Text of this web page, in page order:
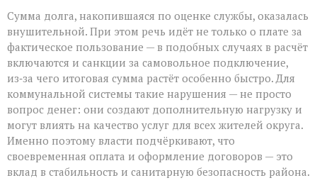
Сумма долга, накопившаяся по оценке службы, оказалась
внушительной. При этом речь идёт не только о плате за
фактическое пользование — в подобных случаях в расчёт
включаются и санкции за самовольное подключение,
из‑за чего итоговая сумма растёт особенно быстро. Для
коммунальной системы такие нарушения — не просто
вопрос денег: они создают дополнительную нагрузку и
могут влиять на качество услуг для всех жителей округа.
Именно поэтому власти подчёркивают, что
своевременная оплата и оформление договоров — это
вклад в стабильность и санитарную безопасность района.